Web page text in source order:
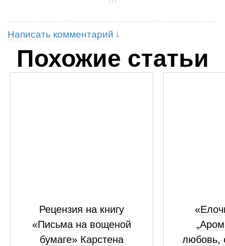
Написать комментарий
Похожие статьи
Рецензия на книгу
«Письма на вощеной
бумаге» Карстена
любовь,